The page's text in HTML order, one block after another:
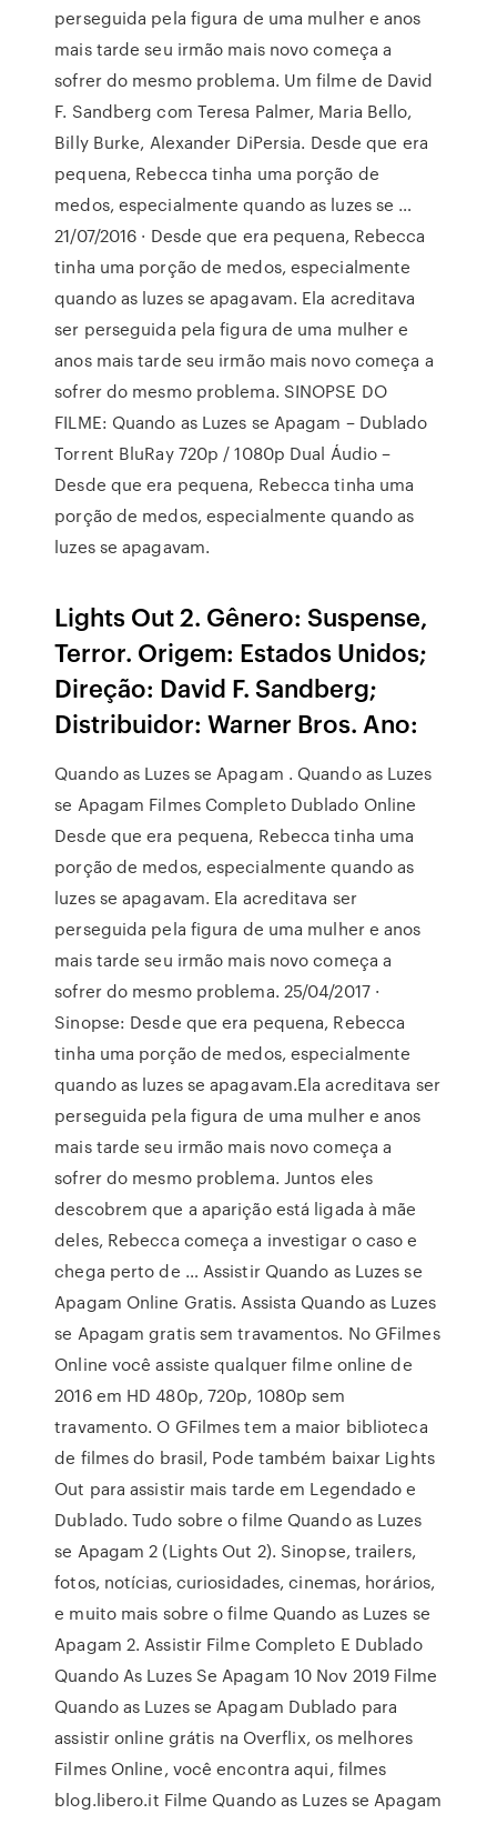
perseguida pela figura de uma mulher e anos
mais tarde seu irmão mais novo começa a
sofrer do mesmo problema. Um filme de David
F. Sandberg com Teresa Palmer, Maria Bello,
Billy Burke, Alexander DiPersia. Desde que era
pequena, Rebecca tinha uma porção de
medos, especialmente quando as luzes se …
21/07/2016 · Desde que era pequena, Rebecca
tinha uma porção de medos, especialmente
quando as luzes se apagavam. Ela acreditava
ser perseguida pela figura de uma mulher e
anos mais tarde seu irmão mais novo começa a
sofrer do mesmo problema. SINOPSE DO
FILME: Quando as Luzes se Apagam – Dublado
Torrent BluRay 720p / 1080p Dual Áudio –
Desde que era pequena, Rebecca tinha uma
porção de medos, especialmente quando as
luzes se apagavam.
Lights Out 2. Gênero: Suspense,
Terror. Origem: Estados Unidos;
Direção: David F. Sandberg;
Distribuidor: Warner Bros. Ano:
Quando as Luzes se Apagam . Quando as Luzes
se Apagam Filmes Completo Dublado Online
Desde que era pequena, Rebecca tinha uma
porção de medos, especialmente quando as
luzes se apagavam. Ela acreditava ser
perseguida pela figura de uma mulher e anos
mais tarde seu irmão mais novo começa a
sofrer do mesmo problema. 25/04/2017 ·
Sinopse: Desde que era pequena, Rebecca
tinha uma porção de medos, especialmente
quando as luzes se apagavam.Ela acreditava ser
perseguida pela figura de uma mulher e anos
mais tarde seu irmão mais novo começa a
sofrer do mesmo problema. Juntos eles
descobrem que a aparição está ligada à mãe
deles, Rebecca começa a investigar o caso e
chega perto de … Assistir Quando as Luzes se
Apagam Online Gratis. Assista Quando as Luzes
se Apagam gratis sem travamentos. No GFilmes
Online você assiste qualquer filme online de
2016 em HD 480p, 720p, 1080p sem
travamento. O GFilmes tem a maior biblioteca
de filmes do brasil, Pode também baixar Lights
Out para assistir mais tarde em Legendado e
Dublado. Tudo sobre o filme Quando as Luzes
se Apagam 2 (Lights Out 2). Sinopse, trailers,
fotos, notícias, curiosidades, cinemas, horários,
e muito mais sobre o filme Quando as Luzes se
Apagam 2. Assistir Filme Completo E Dublado
Quando As Luzes Se Apagam 10 Nov 2019 Filme
Quando as Luzes se Apagam Dublado para
assistir online grátis na Overflix, os melhores
Filmes Online, você encontra aqui, filmes
blog.libero.it Filme Quando as Luzes se Apagam